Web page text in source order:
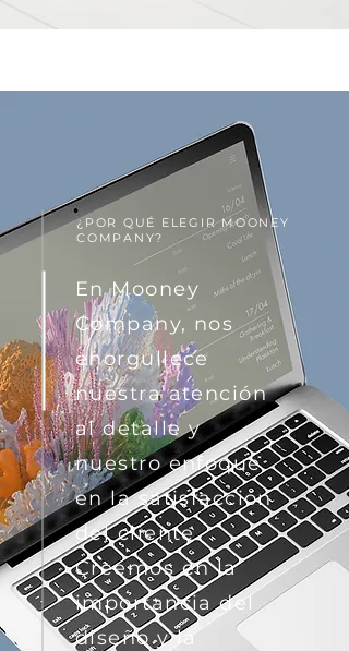
¿POR QUÉ ELEGIR MOONEY
COMPANY?
En Mooney
Company, nos
enorgullece
nuestra atención
al detalle y
nuestro enfoque
en la satisfacción
del cliente.
Creemos en la
importancia del
diseño y la